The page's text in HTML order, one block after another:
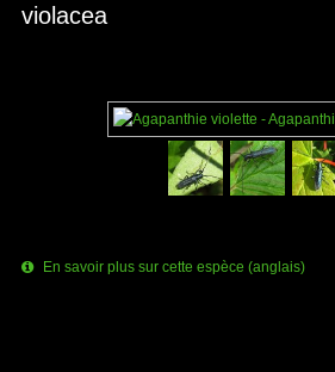
violacea
En savoir plus sur cette espèce (anglais)